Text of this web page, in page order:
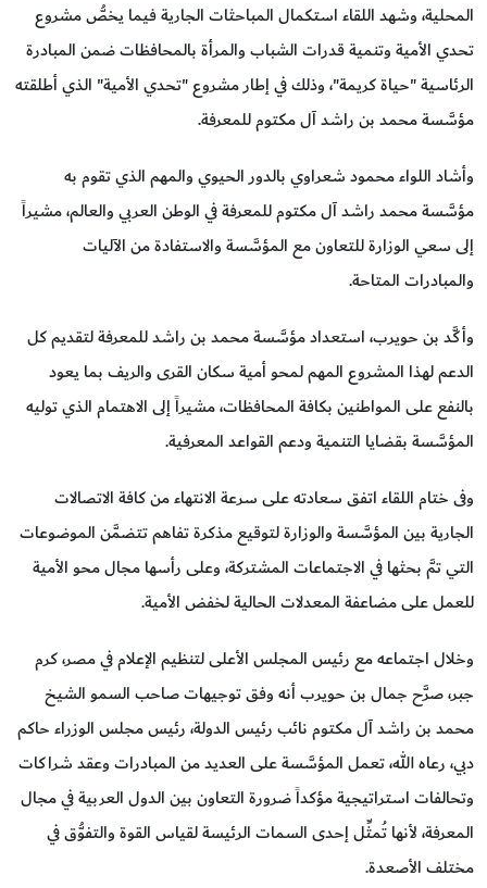
المحلية، وشهد اللقاء استكمال المباحثات الجارية فيما يخصُّ مشروع
تحدي الأمية وتنمية قدرات الشباب والمرأة بالمحافظات ضمن المبادرة
الرئاسية "حياة كريمة"، وذلك في إطار مشروع "تحدي الأمية" الذي أطلقته
مؤسَّسة محمد بن راشد آل مكتوم للمعرفة.
وأشاد اللواء محمود شعراوي بالدور الحيوي والمهم الذي تقوم به
مؤسَّسة محمد راشد آل مكتوم للمعرفة في الوطن العربي والعالم، مشيراً
إلى سعي الوزارة للتعاون مع المؤسَّسة والاستفادة من الآليات
والمبادرات المتاحة.
وأكَّد بن حويرب، استعداد مؤسَّسة محمد بن راشد للمعرفة لتقديم كل
الدعم لهذا المشروع المهم لمحو أمية سكان القرى والريف بما يعود
بالنفع على المواطنين بكافة المحافظات، مشيراً إلى الاهتمام الذي توليه
المؤسَّسة بقضايا التنمية ودعم القواعد المعرفية.
وفى ختام اللقاء اتفق سعادته على سرعة الانتهاء من كافة الاتصالات
الجارية بين المؤسَّسة والوزارة لتوقيع مذكرة تفاهم تتضمَّن الموضوعات
التي تمَّ بحثها في الاجتماعات المشتركة، وعلى رأسها مجال محو الأمية
للعمل على مضاعفة المعدلات الحالية لخفض الأمية.
وخلال اجتماعه مع رئيس المجلس الأعلى لتنظيم الإعلام في مصر، كرم
جبر، صرَّح جمال بن حويرب أنه وفق توجيهات صاحب السمو الشيخ
محمد بن راشد آل مكتوم نائب رئيس الدولة، رئيس مجلس الوزراء حاكم
دبي، رعاه الله، تعمل المؤسَّسة على العديد من المبادرات وعقد شراكات
وتحالفات استراتيجية مؤكداً ضرورة التعاون بين الدول العربية في مجال
المعرفة، لأنها تُمثِّل إحدى السمات الرئيسة لقياس القوة والتفوُّق في
مختلف الأصعدة.